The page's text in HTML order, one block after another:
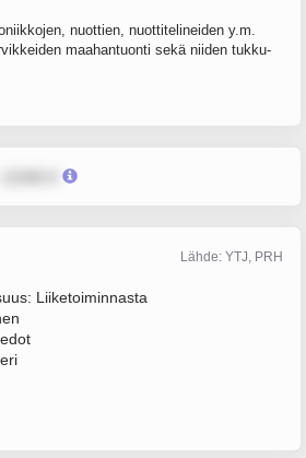
nuottien, nuottitelineiden y.m.
maahantuonti sekä niiden tukku-
Lähde: YTJ, PRH
Liiketoiminnasta